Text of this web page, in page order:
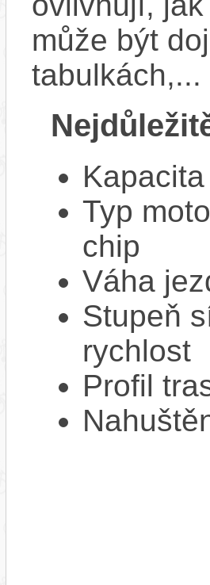
může být
tabulkách,...
Typ
chip
Váha
Stupeň
rychlost
Profil